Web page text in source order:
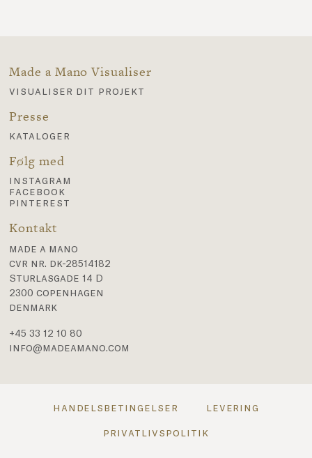
Made a Mano Visualiser
visualiser dit projekt
Presse
kataloger
Følg med
instagram
facebook
pinterest
Kontakt
made a mano
cvr nr. dk-28514182
Sturlasgade 14 D
2300 copenhagen
denmark
+45 33 12 10 80
info@madeamano.com
handelsbetingelser levering
privatlivspolitik